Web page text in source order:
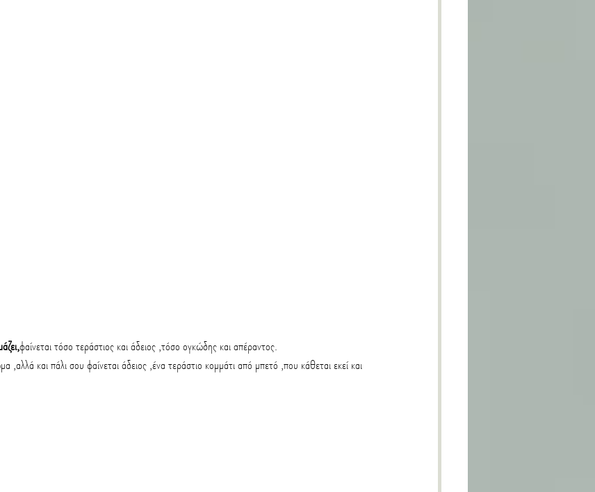
φαίνεται τόσο τεράστιος και άδειος ,τόσο ογκώδης και απέραντος.
,αλλά και πάλι σου φαίνεται άδειος ,ένα τεράστιο κομμάτι από μπετό ,που κάθεται εκεί και